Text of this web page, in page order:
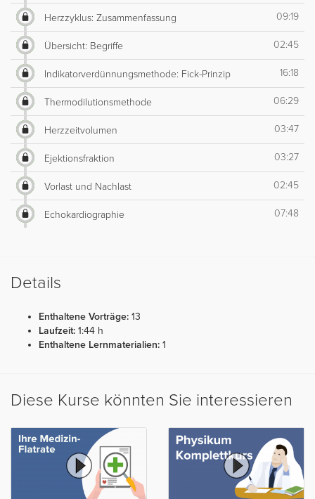
Herzzyklus: Zusammenfassung 09:19
Übersicht: Begriffe 02:45
Indikatorverdünnungsmethode: Fick-Prinzip 16:18
Thermodilutionsmethode 06:29
Herzzeitvolumen 03:47
Ejektionsfraktion 03:27
Vorlast und Nachlast 02:45
Echokardiographie 07:48
Details
Enthaltene Vorträge: 13
Laufzeit: 1:44 h
Enthaltene Lernmaterialien: 1
Diese Kurse könnten Sie interessieren